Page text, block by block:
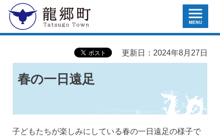
龍郷町 MENU
更新日：2024年8月27日
春の一日遠足
子どもたちが楽しみにしている春の一日遠足の様子で